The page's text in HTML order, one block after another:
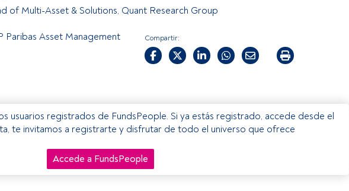
of Multi-Asset & Solutions, Quant Research Group
Paribas Asset Management Compartir:
usuarios registrados de FundsPeople. Si ya estás registrado, accede desde el
te invitamos a registrarte y disfrutar de todo el universo que ofrece
Accede a FundsPeople